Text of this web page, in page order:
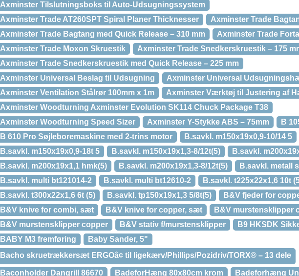
Axminster Tilslutningsboks til Auto-Udsugningssystem
Axminster Trade AT260SPT Spiral Planer Thicknesser
Axminster Trade
Axminster Trade Bagtang med Quick Release – 310 mm
Axminster Trade
Axminster Trade Moxon Skruestik
Axminster Trade Snedkerskruestik – 175
Axminster Trade Snedkerskruestik med Quick Release – 225 mm
Axminster Universal Beslag til Udsugning
Axminster Universal
Axminster Ventilation Stålrør 100mm x 1m
Axminster Værktøj til Justering af
Axminster Woodturning Axminster Evolution SK114 Chuck Package T38
Axminster Woodturning Speed Sizer
Axminster Y-Stykke ABS – 75mm
B
B 610 Pro Søjleboremaskine med 2-trins motor
B.savkl. m150x19x0,9-10/14 5
B.savkl. m150x19x0,9-18t 5
B.savkl. m150x19x1,3-8/12t(5)
B.savkl.
B.savkl. m200x19x1,1 hmk(5)
B.savkl. m200x19x1,3-8/12t(5)
B.savkl. metall
B.savkl. multi bt121014-2
B.savkl. multi bt12610-2
B.savkl. t225x22x1,6 10t
B.savkl. t300x22x1,6 6t (5)
B.savkl. tp150x19x1,3 5/8t(5)
B&V fjeder for
B&V knive for combi, sæt
B&V knive for copper, sæt
B&V murstensklipper
B&V murstensklipper copper
B&V stativ f/murstensklipper
B9 HKSDK
BABY M3 fremføring
Baby Sander, 5"
Bacho skruetrækkersæt ERGOâ¢ til ligekærv/Phillips/Pozidriv/TORX® – 13 dele
Baconholder Dangrill 86670 BadeforHæng 80x80cm krom Badeforhæng